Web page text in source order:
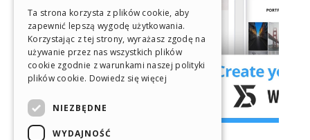
GERMAN
SPANISH
PORTUGUESE
Ta strona korzysta z plików cookie, aby
zapewnić lepszą wygodę użytkowania.
Korzystając z tej strony, wyrażasz zgodę na
używanie przez nas wszystkich plików
cookie zgodnie z warunkami naszej polityki
plików cookie. Dowiedz się więcej
NIEZBĘDNE
WYDAJNOŚĆ